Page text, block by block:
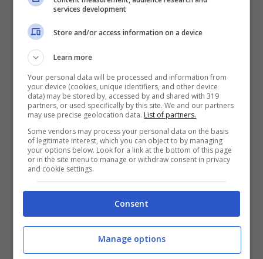
Tablet OPPO Pad 3,
insider svela la data
services development
Store and/or access information on a device
Learn more
Your personal data will be processed and information from
your device (cookies, unique identifiers, and other device
data) may be stored by, accessed by and shared with 319
partners, or used specifically by this site. We and our partners
may use precise geolocation data. List of partners.
Some vendors may process your personal data on the basis
of legitimate interest, which you can object to by managing
your options below. Look for a link at the bottom of this page
or in the site menu to manage or withdraw consent in privacy
and cookie settings.
Consent
Manage options